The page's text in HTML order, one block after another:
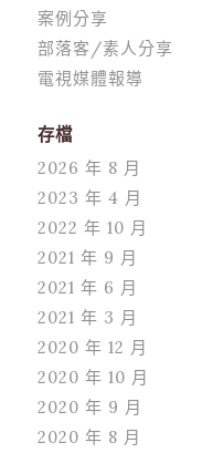
案例分享
部落客/素人分享
電視媒體報導
存檔
2026 年 8 月
2023 年 4 月
2022 年 10 月
2021 年 9 月
2021 年 6 月
2021 年 3 月
2020 年 12 月
2020 年 10 月
2020 年 9 月
2020 年 8 月